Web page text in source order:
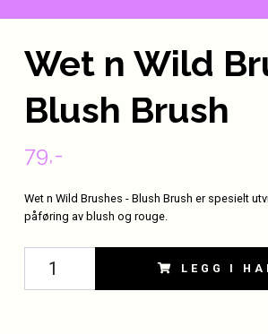
Wet n Wild
Blush Brush
79,-
Wet n Wild Brushes - Blush Brush er spesielt
påføring av blush og rouge.
LEGG I